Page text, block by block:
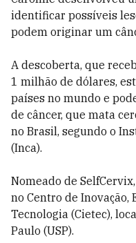
identificar possíveis
podem originar um
A descoberta, que
1 milhão de dólares,
países no mundo e
de câncer, que mata
no Brasil, segundo o
(Inca).
Nomeado de
no Centro de Inovação,
Tecnologia (Cietec),
Paulo (USP).